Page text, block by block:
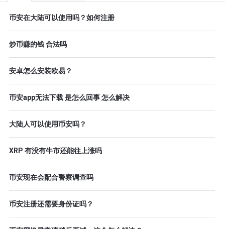
币安在大陆可以使用吗？如何注册
炒币赚的钱 合法吗
安卓怎么安装欧易？
币安app无法下载 是怎么回事 怎么解决
大陆人可以使用币安吗？
XRP 有没有牛市还能往上涨吗
币安现在会配合警察调查吗
币安注册还需要身份证吗？